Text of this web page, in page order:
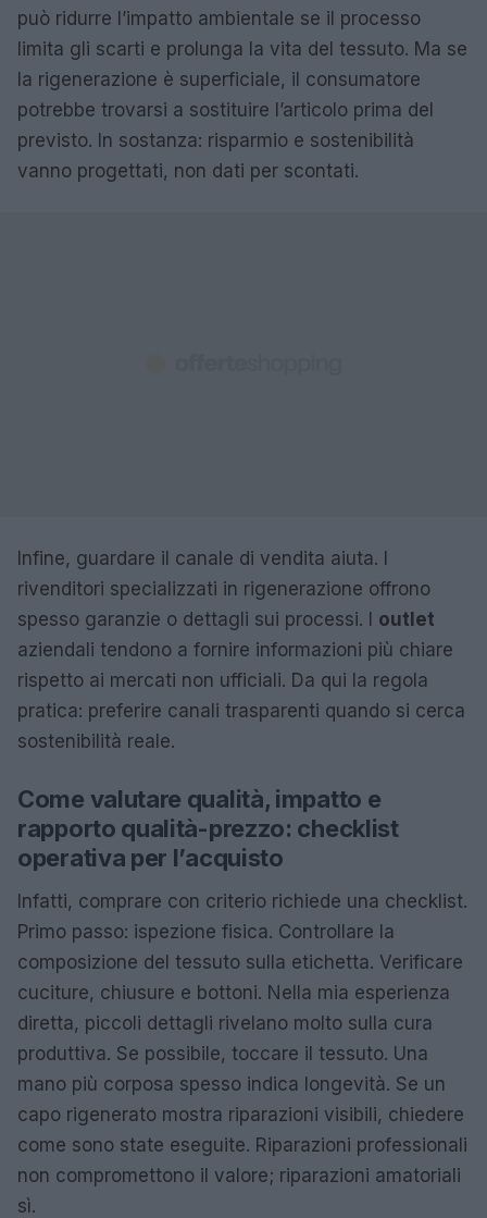
può ridurre l’impatto ambientale se il processo
limita gli scarti e prolunga la vita del tessuto. Ma se
la rigenerazione è superficiale, il consumatore
potrebbe trovarsi a sostituire l’articolo prima del
previsto. In sostanza: risparmio e sostenibilità
vanno progettati, non dati per scontati.
Infine, guardare il canale di vendita aiuta. I
rivenditori specializzati in rigenerazione offrono
spesso garanzie o dettagli sui processi. I outlet
aziendali tendono a fornire informazioni più chiare
rispetto ai mercati non ufficiali. Da qui la regola
pratica: preferire canali trasparenti quando si cerca
sostenibilità reale.
Come valutare qualità, impatto e
rapporto qualità-prezzo: checklist
operativa per l’acquisto
Infatti, comprare con criterio richiede una checklist.
Primo passo: ispezione fisica. Controllare la
composizione del tessuto sulla etichetta. Verificare
cuciture, chiusure e bottoni. Nella mia esperienza
diretta, piccoli dettagli rivelano molto sulla cura
produttiva. Se possibile, toccare il tessuto. Una
mano più corposa spesso indica longevità. Se un
capo rigenerato mostra riparazioni visibili, chiedere
come sono state eseguite. Riparazioni professionali
non compromettono il valore; riparazioni amatoriali
sì.